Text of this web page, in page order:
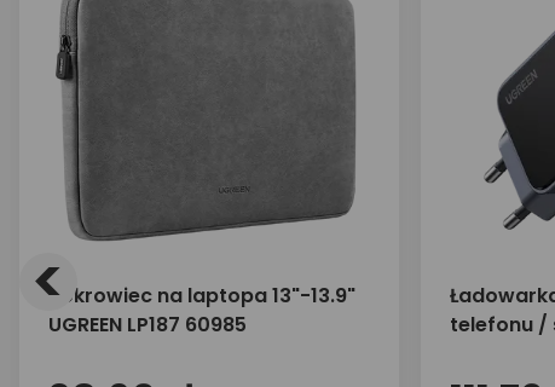
Pokrowiec na laptopa 13"-13.9"
UGREEN LP187 60985
telefonu /
<